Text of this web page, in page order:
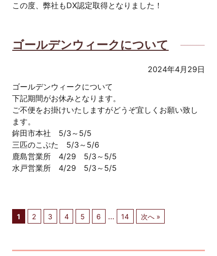
この度、弊社もDX認定取得となりました！
ゴールデンウィークについて
2024年4月29日
ゴールデンウィークについて
下記期間がお休みとなります。
ご不便をお掛けいたしますがどうぞ宜しくお願い致し
ます。
鉾田市本社 5/3～5/5
三匹のこぶた 5/3～5/6
鹿島営業所 4/29 5/3～5/5
水戸営業所 4/29 5/3～5/5
1 2 3 4 5 6 … 14 次へ »